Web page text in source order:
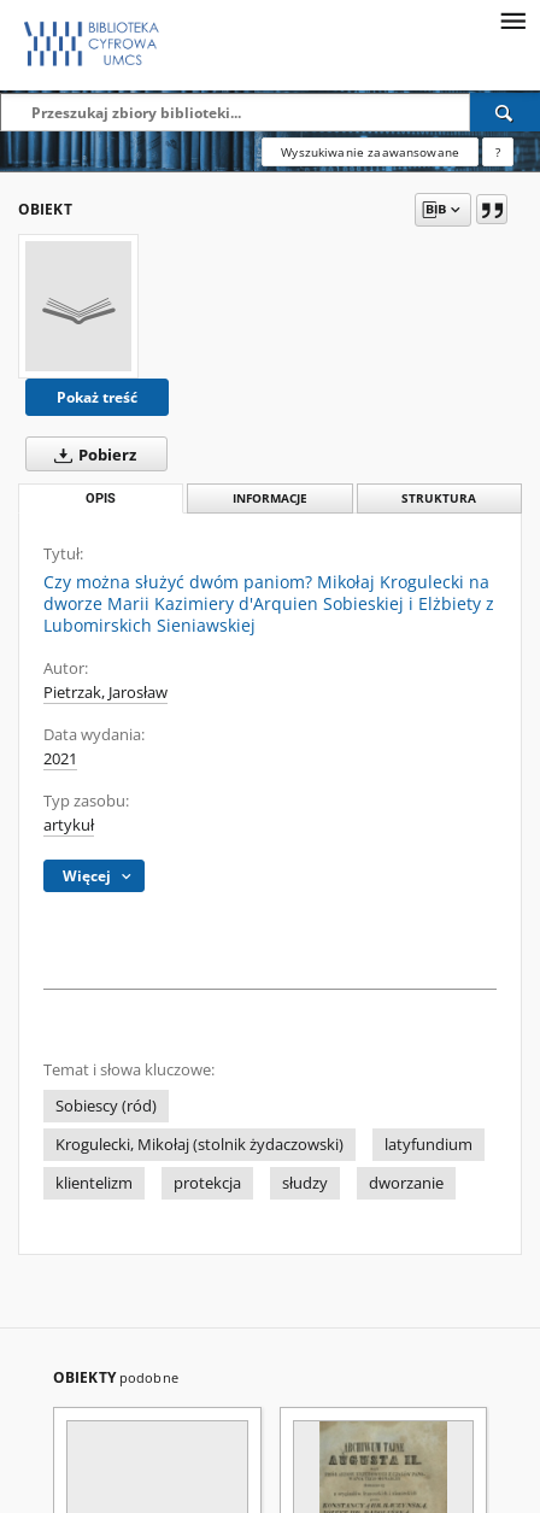
Wyszukiwanie zaawansowane ?
OBIEKT
Pokaż treść
Pobierz
OPIS INFORMACJE STRUKTURA
Tytuł:
Czy można służyć dwóm paniom? Mikołaj Krogulecki na
dworze Marii Kazimiery d'Arquien Sobieskiej i Elżbiety z
Lubomirskich Sieniawskiej
Autor:
Pietrzak, Jarosław
Data wydania:
2021
Typ zasobu:
artykuł
Więcej
Temat i słowa kluczowe:
Sobiescy (ród)
Krogulecki, Mikołaj (stolnik żydaczowski)
latyfundium
klientelizm
protekcja słudzy dworzanie
OBIEKTY podobne